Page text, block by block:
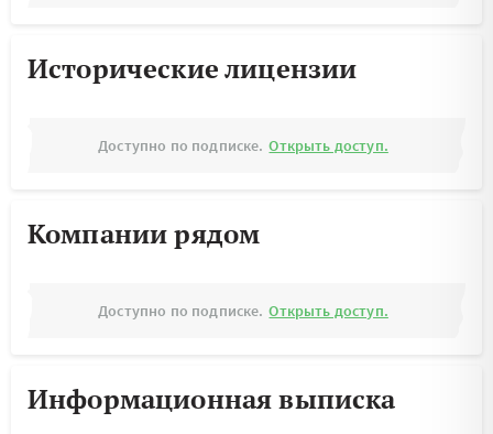
Исторические лицензии
Доступно по подписке. Открыть доступ.
Компании рядом
Доступно по подписке. Открыть доступ.
Информационная выписка